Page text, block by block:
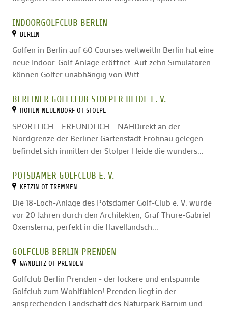
INDOORGOLFCLUB BERLIN
BERLIN
Golfen in Berlin auf 60 Courses weltweitIn Berlin hat eine
neue Indoor-Golf Anlage eröffnet. Auf zehn Simulatoren
können Golfer unabhängig von Witt...
BERLINER GOLFCLUB STOLPER HEIDE E. V.
HOHEN NEUENDORF OT STOLPE
SPORTLICH – FREUNDLICH – NAHDirekt an der
Nordgrenze der Berliner Gartenstadt Frohnau gelegen
befindet sich inmitten der Stolper Heide die wunders...
POTSDAMER GOLFCLUB E. V.
KETZIN OT TREMMEN
Die 18-Loch-Anlage des Potsdamer Golf-Club e. V. wurde
vor 20 Jahren durch den Architekten, Graf Thure-Gabriel
Oxensterna, perfekt in die Havellandsch...
GOLFCLUB BERLIN PRENDEN
WANDLITZ OT PRENDEN
Golfclub Berlin Prenden - der lockere und entspannte
Golfclub zum Wohlfühlen! Prenden liegt in der
ansprechenden Landschaft des Naturpark Barnim und ...